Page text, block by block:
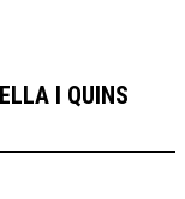
I QUINS